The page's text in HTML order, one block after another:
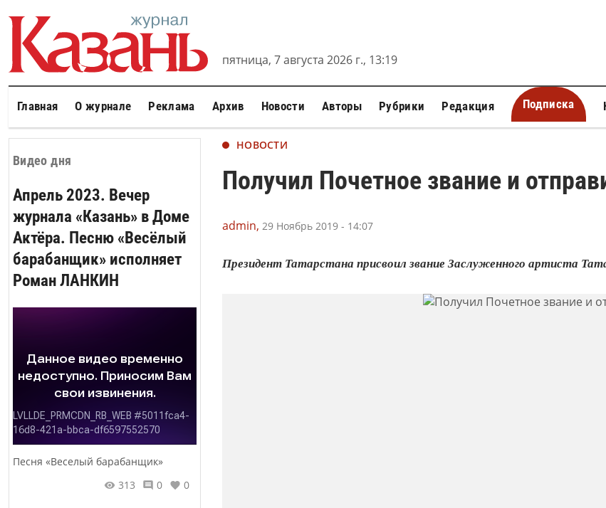
пятница, 7 августа 2026 г., 13:19
Главная О журнале Реклама Архив Новости Авторы Рубрики Редакция Подписка
Видео дня
Апрель 2023. Вечер
журнала «Казань» в Доме
Актёра. Песню «Весёлый
барабанщик» исполняет
Роман ЛАНКИН
Песня «Веселый барабанщик»
313
0 0
НОВОСТИ
Получил Почетное звание и
admin, 29 Ноябрь 2019 - 14:07
Президент Татарстана присвоил звание Заслуженного артиста